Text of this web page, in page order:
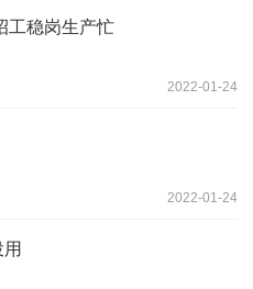
工稳岗生产忙
2022-01-24
2022-01-24